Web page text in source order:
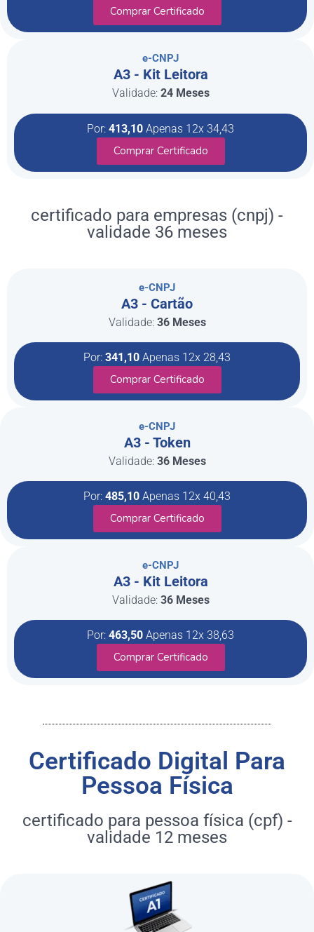
Comprar Certificado
e-CNPJ
A3 - Kit Leitora
Validade: 24 Meses
Por: 413,10 Apenas 12x 34,43
Comprar Certificado
certificado para empresas (cnpj) -
validade 36 meses
e-CNPJ
A3 - Cartão
Validade: 36 Meses
Por: 341,10 Apenas 12x 28,43
Comprar Certificado
e-CNPJ
A3 - Token
Validade: 36 Meses
Por: 485,10 Apenas 12x 40,43
Comprar Certificado
e-CNPJ
A3 - Kit Leitora
Validade: 36 Meses
Por: 463,50 Apenas 12x 38,63
Comprar Certificado
Certificado Digital Para
Pessoa Física
certificado para pessoa física (cpf) -
validade 12 meses